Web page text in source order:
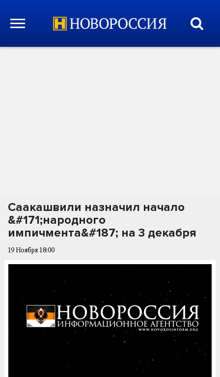
Саакашвили назначил начало
&#171;народного
импичмента&#187; на 3 декабря
19 Ноября 18:00